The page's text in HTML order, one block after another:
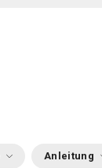
Anleitung